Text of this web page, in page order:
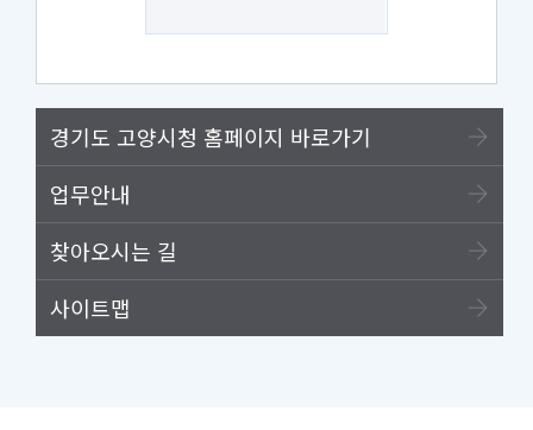
경기도 고양시청 홈페이지 바로가기
업무안내
찾아오시는 길
사이트맵